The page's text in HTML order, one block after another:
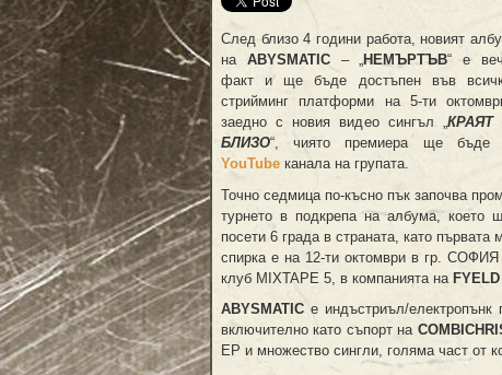
След близо 4 години работа, новият
на ABYSMATIC– „НЕМЪРТЪВ“ е
факт и ще бъде достъпен във
стрийминг платформи на 5-ти
заедно с новия видео сингъл „ КРАЯТ
БЛИЗО“, чиято премиера ще бъде
YouTube канала на групата.
Точно седмица по-късно пък започва
турнето в подкрепа на албума, което
посети 6 града в страната, като първата
спирка е на 12-ти октомври в гр. СОФИЯ
клуб MIXTAPE 5, в компанията на FYELD
ABYSMATIC е индъстриъл/
включително като съпорт на
EP и множество сингли, голяма част от